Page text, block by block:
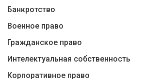
Банкротство
Военное право
Гражданское право
Интелектуальная собственность
Корпоративное право